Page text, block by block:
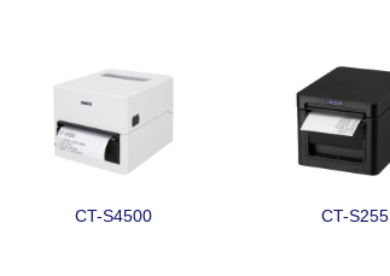
CT-S4500 CT-S255